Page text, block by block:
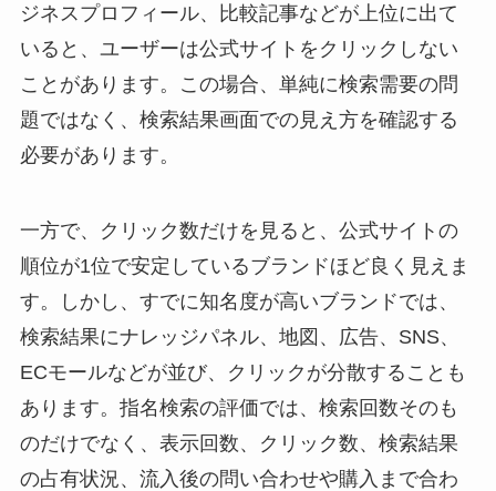
ジネスプロフィール、比較記事などが上位に出て
いると、ユーザーは公式サイトをクリックしない
ことがあります。この場合、単純に検索需要の問
題ではなく、検索結果画面での見え方を確認する
必要があります。
一方で、クリック数だけを見ると、公式サイトの
順位が1位で安定しているブランドほど良く見えま
す。しかし、すでに知名度が高いブランドでは、
検索結果にナレッジパネル、地図、広告、SNS、
ECモールなどが並び、クリックが分散することも
あります。指名検索の評価では、検索回数そのも
のだけでなく、表示回数、クリック数、検索結果
の占有状況、流入後の問い合わせや購入まで合わ